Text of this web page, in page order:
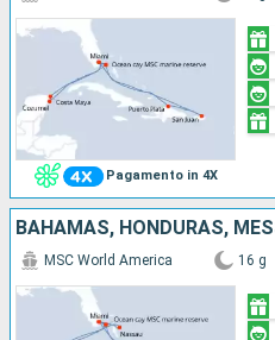
Pagamento in 4X
MSC World America 16 g